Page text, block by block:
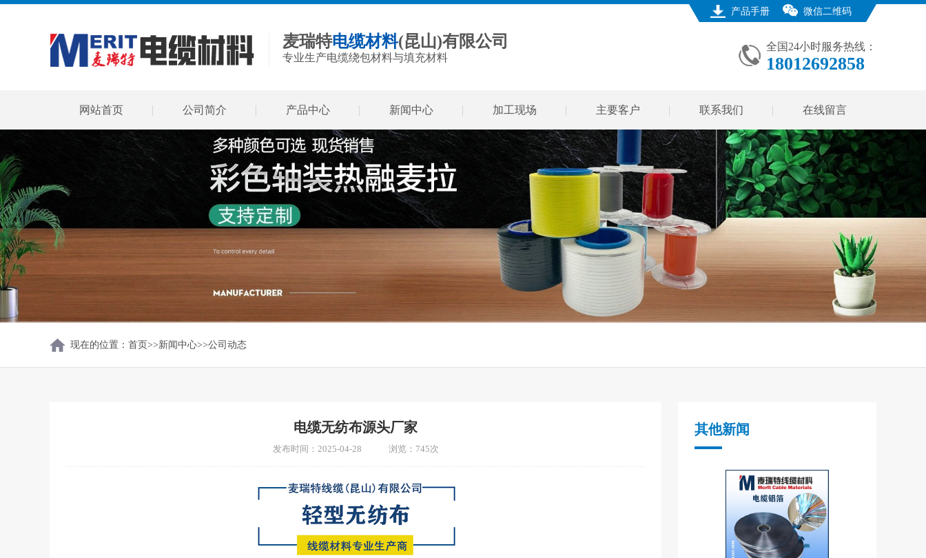
产品手册 微信二维码
麦瑞特电缆材料(昆山)有限公司
专业生产电缆绕包材料与填充材料
全国24小时服务热线：
18012692858
网站首页 公司简介 产品中心 新闻中心 加工现场 主要客户 联系我们 在线留言
现在的位置： 首页>>新闻中心>>公司动态
电缆无纺布源头厂家
发布时间：2025-04-28 浏览：745次
其他新闻